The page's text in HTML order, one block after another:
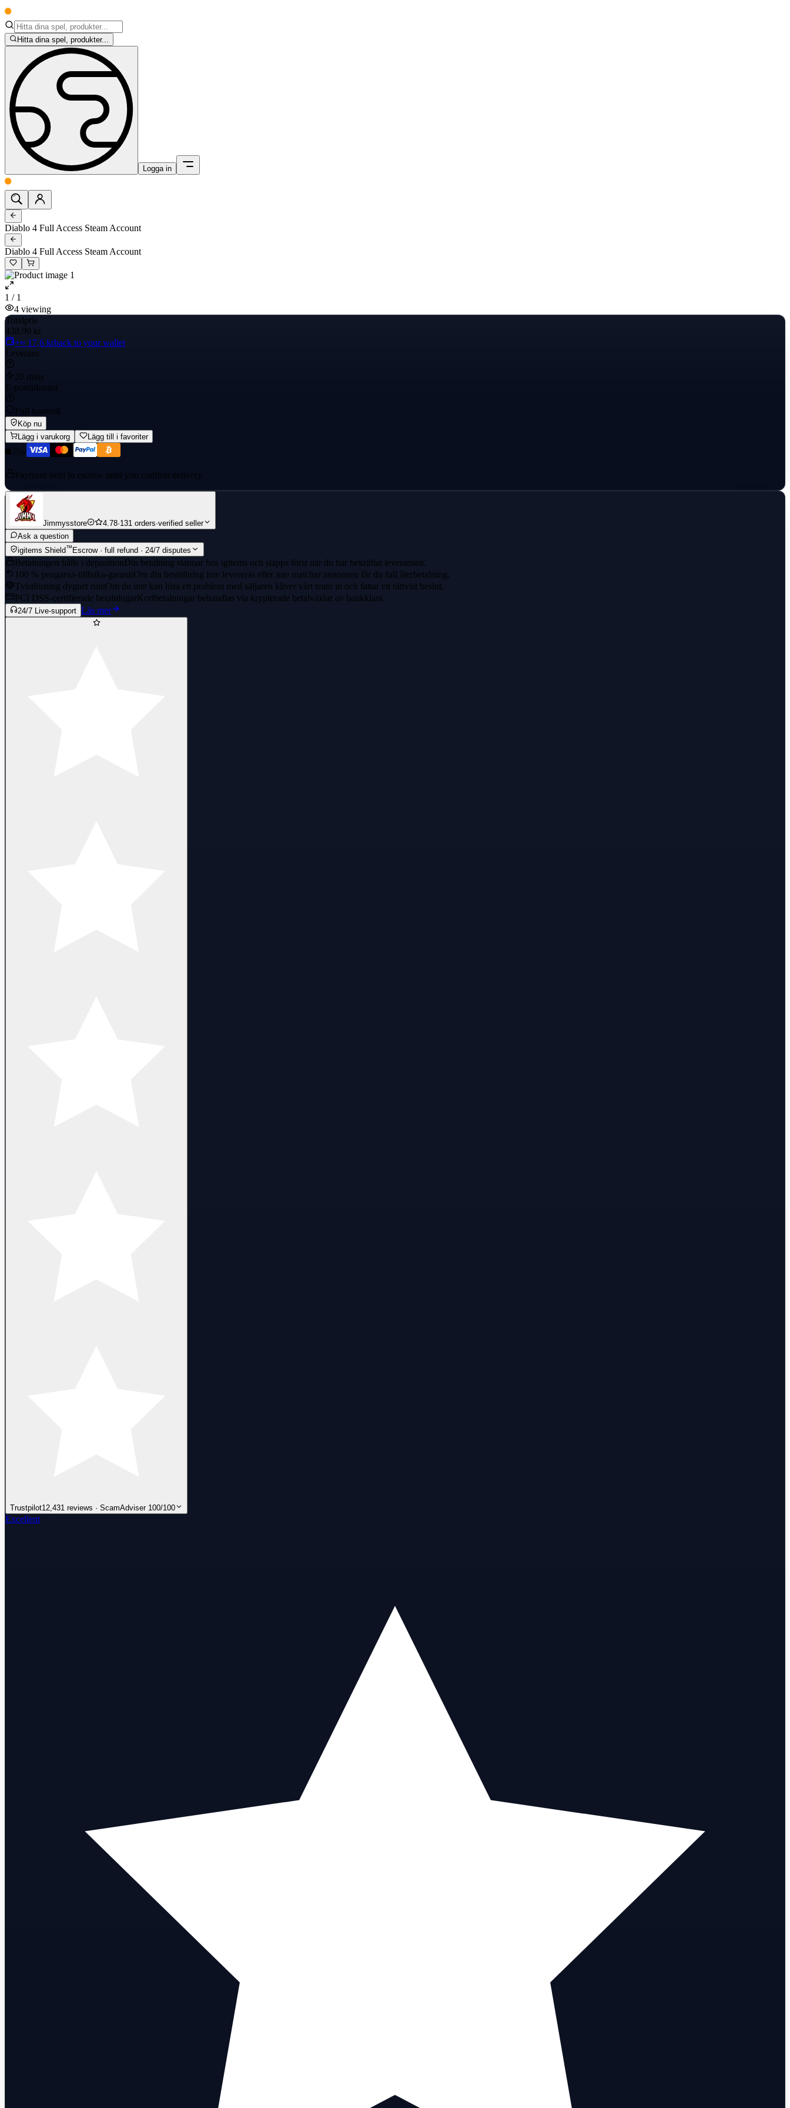
Hitta dina spel, produkter...
Logga in
Diablo 4 Full Access Steam Account
Diablo 4 Full Access Steam Account
1 / 1
4 viewing
Totalpris
438,90 kr
+≈ 17,6 krback to your wallet
Leverans
20 mins
E-poståtkomst
Full kontroll
Köp nu
Lägg i varukorg
Lägg till i favoriter
Payment held in escrow until you confirm delivery
Jimmysstore 4.78·131 orders·verified seller
Ask a question
igitems Shield™ Escrow · full refund · 24/7 disputes
Betalningen hålls i depositionDin betalning stannar hos igitems och släpps först när du har bekräftat leveransen.
100 % pengarna-tillbaka-garantiOm din beställning inte levereras eller inte matchar annonsen får du full återbetalning.
Tvistlösning dygnet runtOm du inte kan lösa ett problem med säljaren kliver vårt team in och fattar ett rättvist beslut.
PCI DSS-certifierade betalningarKortbetalningar behandlas via krypterade betalväxlar av bankklass.
24/7 Live-support Läs mer
Trustpilot12,431 reviews · ScamAdviser 100/100
Excellent